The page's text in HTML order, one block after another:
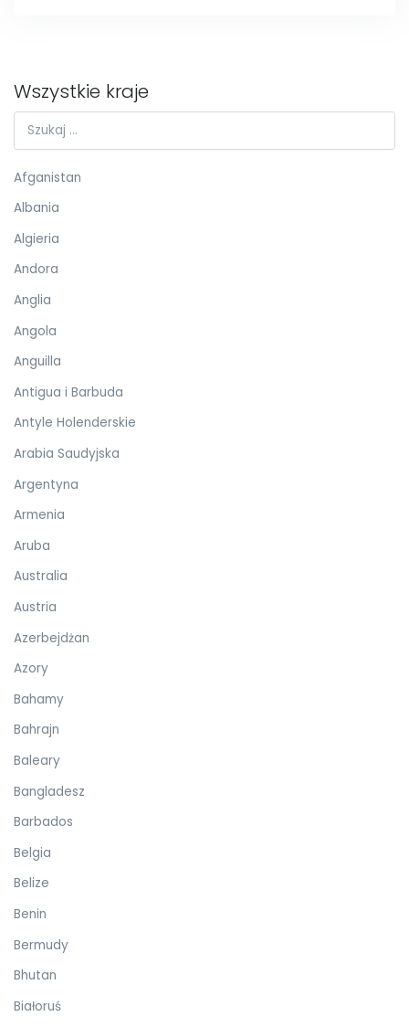
Wszystkie kraje
Afganistan
Albania
Algieria
Andora
Anglia
Angola
Anguilla
Antigua i Barbuda
Antyle Holenderskie
Arabia Saudyjska
Argentyna
Armenia
Aruba
Australia
Austria
Azerbejdżan
Azory
Bahamy
Bahrajn
Baleary
Bangladesz
Barbados
Belgia
Belize
Benin
Bermudy
Bhutan
Białoruś